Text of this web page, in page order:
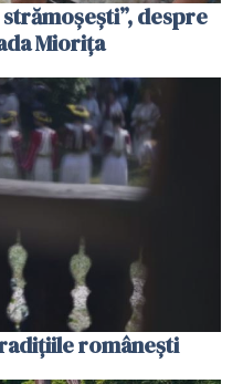
despre
Miorița
românești